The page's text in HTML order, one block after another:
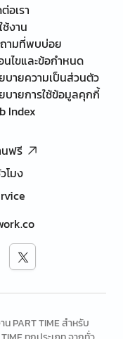
อเรา
ช้งาน
ามที่พบบ่อย
นไขและข้อกำหนด
บายความเป็นส่วนตัว
บายการใช้ข้อมูลคุกกี้
Index
นฟรี
โมง
PART TIME สำหรับ